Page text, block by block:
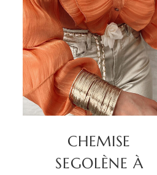
CHEMISE
SEGOLÈNE À